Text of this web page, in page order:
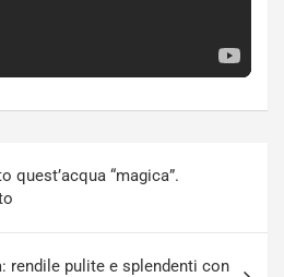
quest’acqua “magica”.
rendile pulite e splendenti con